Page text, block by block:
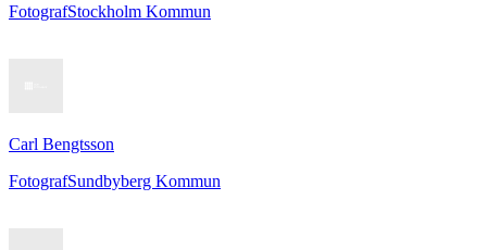
FotografStockholm Kommun
Carl Bengtsson
FotografSundbyberg Kommun